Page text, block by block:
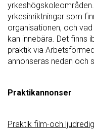
yrkeshögskoleområden.
yrkesinriktningar som
organisationen, och
kan innebära. Det finns
praktik via
annonseras nedan och
Praktikannonser
Praktik film-och